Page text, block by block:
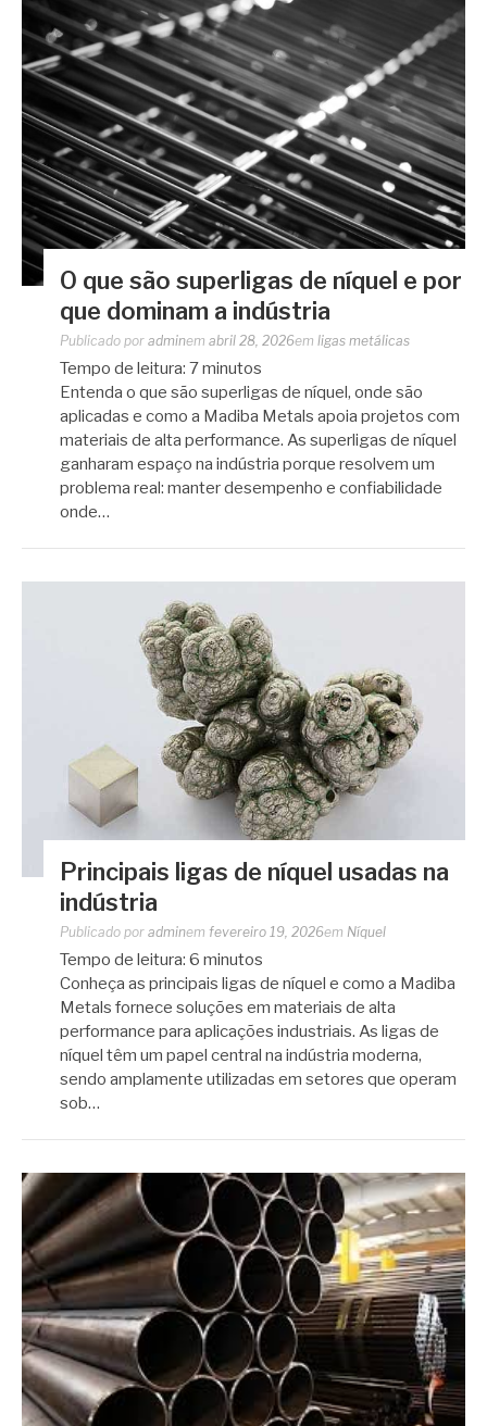
O que são superligas de níquel e por
que dominam a indústria
Publicado por adminem abril 28, 2026em ligas metálicas
Tempo de leitura: 7minutos
Entenda o que são superligas de níquel, onde são
aplicadas e como a Madiba Metals apoia projetos com
materiais de alta performance. As superligas de níquel
ganharam espaço na indústria porque resolvem um
problema real: manter desempenho e confiabilidade
onde…
Principais ligas de níquel usadas na
indústria
Publicado por adminem fevereiro 19, 2026em Níquel
Tempo de leitura: 6 minutos
Conheça as principais ligas de níquel e como a Madiba
Metals fornece soluções em materiais de alta
performance para aplicações industriais. As ligas de
níquel têm um papel central na indústria moderna,
sendo amplamente utilizadas em setores que operam
sob…